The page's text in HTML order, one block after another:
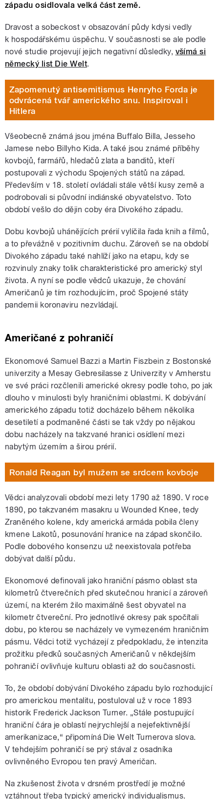
západu osidlovala velká část země.
Dravost a sobeckost v obsazování půdy kdysi vedly
k hospodářskému úspěchu. V současnosti se ale podle
nové studie projevují jejich negativní důsledky, všímá si
německý list Die Welt.
Zapomenutý antisemitismus Henryho Forda je
odvrácená tvář amerického snu. Inspiroval i
Hitlera
Všeobecně známá jsou jména Buffalo Billa, Jesseho
Jamese nebo Billyho Kida. A také jsou známé příběhy
kovbojů, farmářů, hledačů zlata a banditů, kteří
postupovali z východu Spojených států na západ.
Především v 18. století ovládali stále větší kusy země a
podrobovali si původní indiánské obyvatelstvo. Toto
období vešlo do dějin coby éra Divokého západu.
Dobu kovbojů uhánějících prérií vylíčila řada knih a filmů,
a to převážně v pozitivním duchu. Zároveň se na období
Divokého západu také nahlíží jako na etapu, kdy se
rozvinuly znaky tolik charakteristické pro americký styl
života. A nyní se podle vědců ukazuje, že chování
Američanů je tím rozhodujícím, proč Spojené státy
pandemii koronaviru nezvládají.
Američané z pohraničí
Ekonomové Samuel Bazzi a Martin Fiszbein z Bostonské
univerzity a Mesay Gebresilasse z Univerzity v Amherstu
ve své práci rozčlenili americké okresy podle toho, po jak
dlouho v minulosti byly hraničními oblastmi. K dobývání
amerického západu totiž docházelo během několika
desetiletí a podmaněné části se tak vždy po nějakou
dobu nacházely na takzvané hranici osídlení mezi
nabytým územím a širou prérií.
Ronald Reagan byl mužem se srdcem kovboje
Vědci analyzovali období mezi lety 1790 až 1890. V roce
1890, po takzvaném masakru u Wounded Knee, tedy
Zraněného kolene, kdy americká armáda pobila členy
kmene Lakotů, posunování hranice na západ skončilo.
Podle dobového konsenzu už neexistovala potřeba
dobývat další půdu.
Ekonomové definovali jako hraniční pásmo oblast sta
kilometrů čtverečních před skutečnou hranicí a zároveň
území, na kterém žilo maximálně šest obyvatel na
kilometr čtvereční. Pro jednotlivé okresy pak spočítali
dobu, po kterou se nacházely ve vymezeném hraničním
pásmu. Vědci totiž vycházejí z předpokladu, že intenzita
prožitku předků současných Američanů v někdejším
pohraničí ovlivňuje kulturu oblasti až do současnosti.
To, že období dobývání Divokého západu bylo rozhodující
pro americkou mentalitu, postuloval už v roce 1893
historik Frederick Jackson Turner. „Stále postupující
hraniční čára je oblastí nejrychlejší a nejefektivnější
amerikanizace,“ připomíná Die Welt Turnerova slova.
V tehdejším pohraničí se prý stával z osadníka
ovlivněného Evropou ten pravý Američan.
Na zkušenost života v drsném prostředí je možné
vztáhnout třeba typický americký individualismus.